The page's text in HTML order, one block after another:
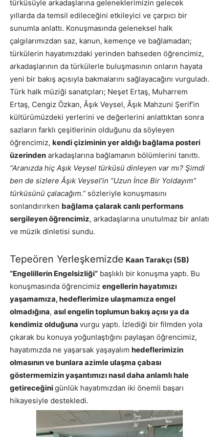
türküsüyle arkadaşlarına geleneklerimizin gelecek
yıllarda da temsil edileceğini etkileyici ve çarpıcı bir
sunumla anlattı. Konuşmasında geleneksel halk
çalgılarımızdan saz, kanun, kemençe ve bağlamadan;
türkülerin hayatımızdaki yerinden bahseden öğrencimiz,
arkadaşlarının da türkülerle buluşmasının onların hayata
yeni bir bakış açısıyla bakmalarını sağlayacağını vurguladı.
Türk halk müziği sanatçıları; Neşet Ertaş, Muharrem
Ertaş, Cengiz Özkan, Âşık Veysel, Âşık Mahzuni Şerif’in
kültürümüzdeki yerlerini ve değerlerini anlattıktan sonra
sazların farklı çeşitlerinin olduğunu da söyleyen
öğrencimiz, kendi çiziminin yer aldığı bağlama posteri
üzerinden arkadaşlarına bağlamanın bölümlerini tanıttı.
“Aranızda hiç Aşık Veysel türküsü dinleyen var mı? Şimdi
ben de sizlere Âşık Veysel’in “Uzun İnce Bir Yoldayım”
türküsünü çalacağım.” sözleriyle konuşmasını
sonlandırırken bağlama çalarak canlı performans
sergileyen öğrencimiz, arkadaşlarına unutulmaz bir anlatı
ve müzik dinletisi sundu.
Tepeören Yerleşkemizde Kaan Tarakçı (5B)
“Engelillerin Engelsizliği” başlıklı bir konuşma yaptı. Bu
konuşmasında öğrencimiz engellerin hayatımızı
yaşamamıza, hedeflerimize ulaşmamıza engel
olmadığına, asıl engelin toplumun bakış açısı ya da
kendimiz olduğuna vurgu yaptı. İzlediği bir filmden yola
çıkarak bu konuya yoğunlaştığını paylaşan öğrencimiz,
hayatımızda ne yaşarsak yaşayalım hedeflerimizin
olmasının ve bunlara azimle ulaşma çabası
göstermemizin yaşantımızı nasıl daha anlamlı hale
getireceğinigünlük hayatımızdan iki önemli başarı
hikayesiyle destekledi.